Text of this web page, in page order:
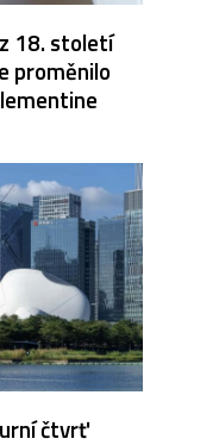
18. století
proměnilo
čtvrť